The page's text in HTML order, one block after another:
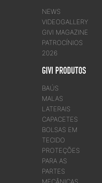
NEWS
VIDEOGALLERY
GIVI MAGAZINE
PATROCÍNIOS
2026
GIVI PRODUTOS
BAÚS
MALAS
LATERAIS
CAPACETES
BOLSAS EM
TECIDO
PROTEÇÕES
PARA AS
PARTES